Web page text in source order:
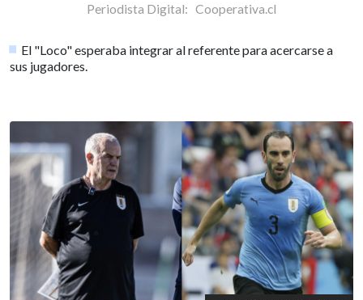
Periodista Digital: Cooperativa.cl
El "Loco" esperaba integrar al referente para acercarse a
sus jugadores.